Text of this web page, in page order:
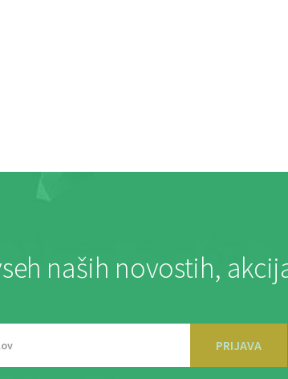
naših novostih,
PRIJAVA